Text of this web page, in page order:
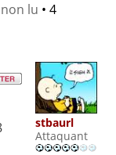
lu • 4
stbaurl
Attaquant